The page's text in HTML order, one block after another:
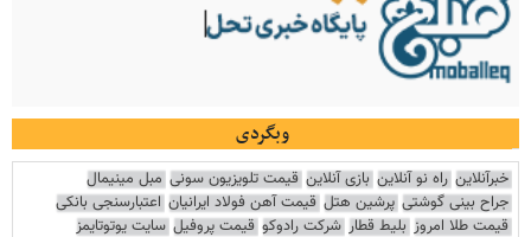
وبگردی
خبرآنلاین راه نو آنلاین بازی آنلاین قیمت تلویزیون سونی مبل مینیمال
جراح بینی گوشتی پرشین هتل قیمت آهن فولاد ایرانیان اعتبارسنجی بانکی
قیمت طلا امروز بلیط قطار شرکت رادوکو قیمت پروفیل سایت یوتوتایمز